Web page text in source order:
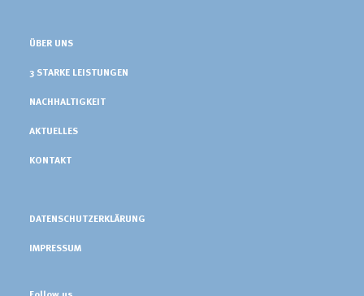
ÜBER UNS
3 STARKE LEISTUNGEN
NACHHALTIGKEIT
AKTUELLES
KONTAKT
DATENSCHUTZERKLÄRUNG
IMPRESSUM